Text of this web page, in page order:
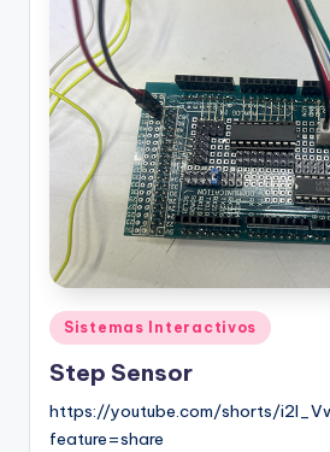
Sistemas Interactivos
Step Sensor
https://youtube.com/shorts/
feature=share